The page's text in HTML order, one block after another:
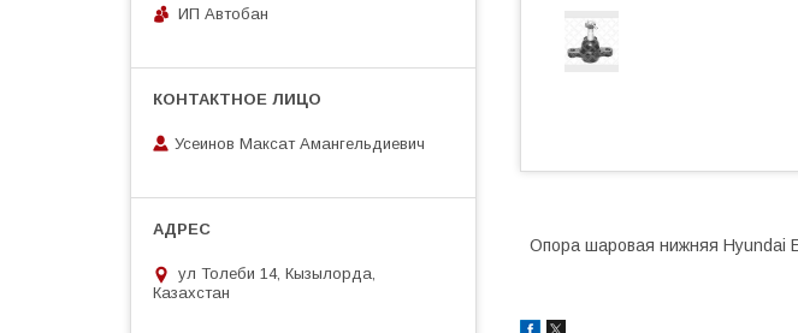
Опора шаровая нижняя Hyundai
ИП Автобан
Усеинов Максат Амангельдиевич
ул Толеби 14, Кызылорда,
Казахстан